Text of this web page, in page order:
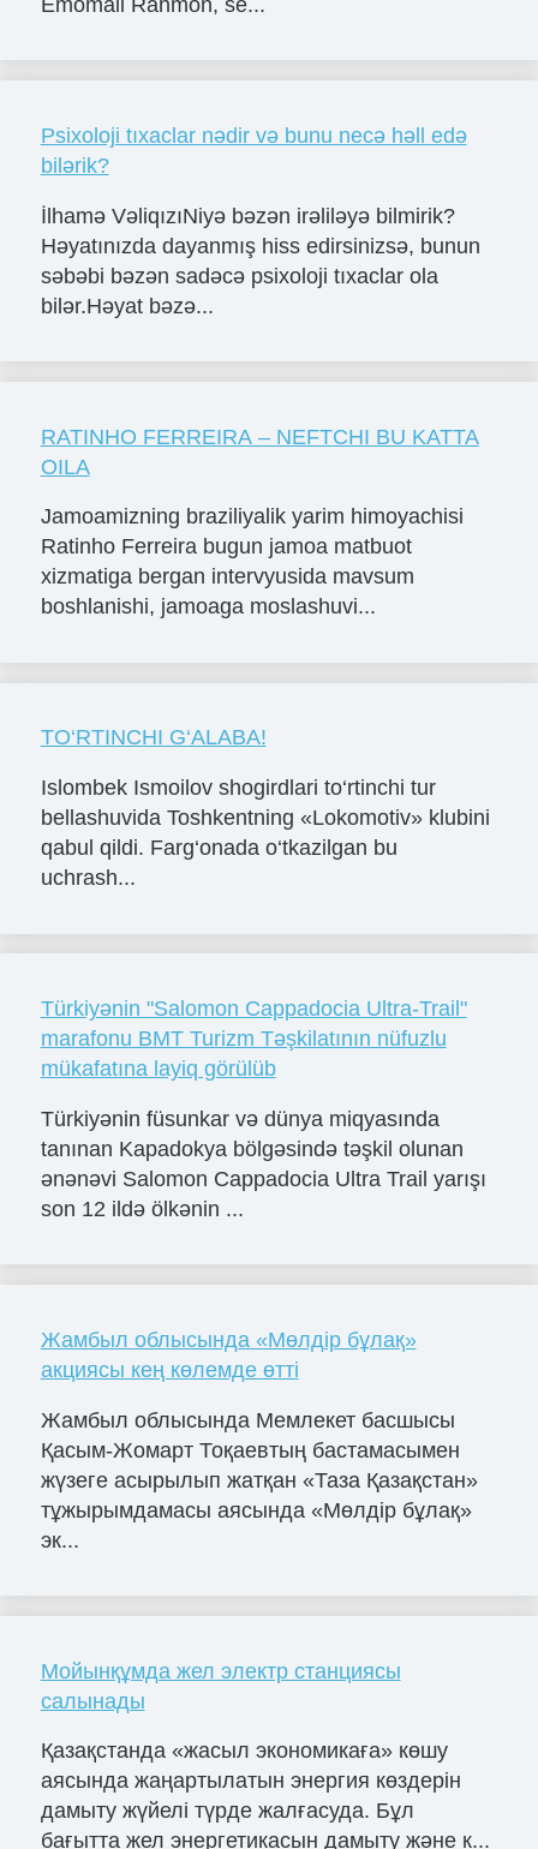
Psixoloji tıxaclar nədir və bunu necə həll edə
bilərik?
İlhamə VəliqızıNiyə bəzən irəliləyə bilmirik?
Həyatınızda dayanmış hiss edirsinizsə, bunun
səbəbi bəzən sadəcə psixoloji tıxaclar ola
bilər.Həyat bəzə...
RATINHO FERREIRA – NEFTCHI BU KATTA
OILA
Jamoamizning braziliyalik yarim himoyachisi
Ratinho Ferreira bugun jamoa matbuot
xizmatiga bergan intervyusida mavsum
boshlanishi, jamoaga moslashuvi...
TO‘RTINCHI G‘ALABA!
Islombek Ismoilov shogirdlari to‘rtinchi tur
bellashuvida Toshkentning «Lokomotiv» klubini
qabul qildi. Farg‘onada o‘tkazilgan bu
uchrash...
Türkiyənin "Salomon Cappadocia Ultra-Trail"
marafonu BMT Turizm Təşkilatının nüfuzlu
mükafatına layiq görülüb
Türkiyənin füsunkar və dünya miqyasında
tanınan Kapadokya bölgəsində təşkil olunan
ənənəvi Salomon Cappadocia Ultra Trail yarışı
son 12 ildə ölkənin ...
Жамбыл облысында «Мөлдір бұлақ»
акциясы кең көлемде өтті
Жамбыл облысында Мемлекет басшысы
Қасым-Жомарт Тоқаевтың бастамасымен
жүзеге асырылып жатқан «Таза Қазақстан»
тұжырымдамасы аясында «Мөлдір бұлақ»
эк...
Мойынқұмда жел электр станциясы
салынады
Қазақстанда «жасыл экономикаға» көшу
аясында жаңартылатын энергия көздерін
дамыту жүйелі түрде жалғасуда. Бұл
бағытта жел энергетикасын дамыту және к...